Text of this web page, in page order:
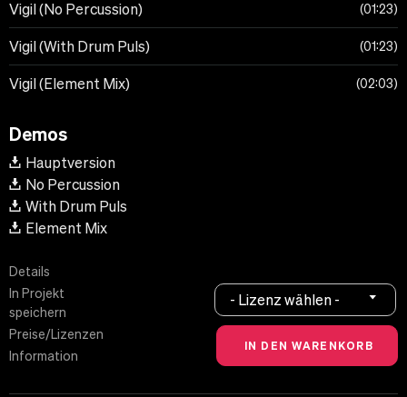
Vigil (No Percussion) 01:23
Vigil (With Drum Puls) 01:23
Vigil (Element Mix) 02:03
Demos
Hauptversion
No Percussion
With Drum Puls
Element Mix
Details
In Projekt
speichern
Preise/Lizenzen
Information
- Lizenz wählen -